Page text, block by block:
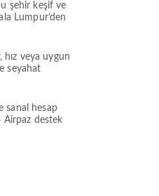
şehir keşif ve
Lumpur’den
veya uygun
seyahat
sanal hesap
destek